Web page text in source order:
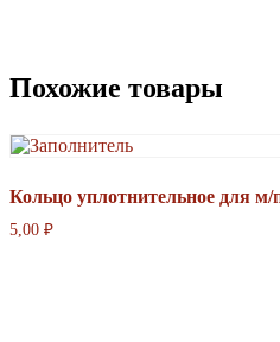
Похожие товары
Кольцо уплотнительное для м/
5,00 ₽